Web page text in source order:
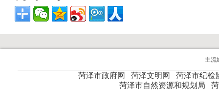
主流
菏泽市政府网 菏泽文明网
菏泽市纪
菏泽市自然资源和规划局